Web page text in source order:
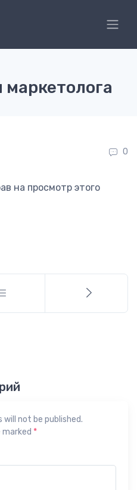
0
на просмотр этого
will not be published.
marked *